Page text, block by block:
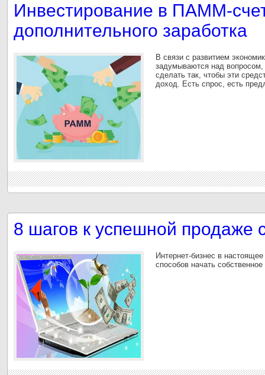
Инвестирование в ПАММ-
дополнительного заработка
В связи с развитием
задумываются над вопросом,
сделать так, чтобы эти
доход. Есть спрос, есть
8 шагов к успешной продаже
Интернет-бизнес в
способов начать